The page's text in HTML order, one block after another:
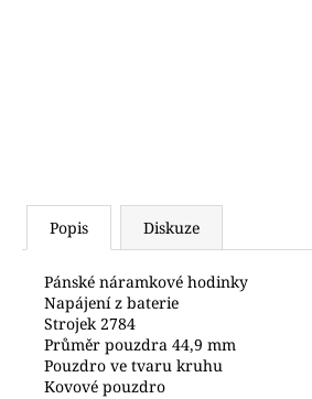
Popis Diskuze
Pánské náramkové hodinky
Napájení z baterie
Strojek 2784
Průměr pouzdra 44,9 mm
Pouzdro ve tvaru kruhu
Kovové pouzdro